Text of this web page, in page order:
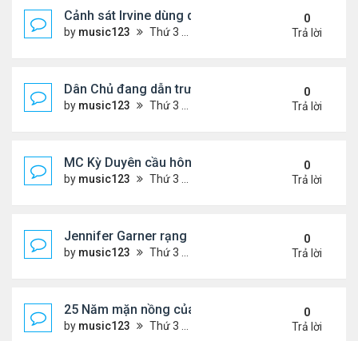
Cảnh sát Irvine dùng drone bắt kẻ trộm trong
by music123 Thứ 3 Tháng 8 04, 2026 6:20 pm
0
Trả lời
Dân Chủ đang dẫn trước Cộng Hòa trong các
by music123 Thứ 3 Tháng 8 04, 2026 6:17 pm
0
Trả lời
MC Kỳ Duyên cầu hôn lại chồng cũ
by music123 Thứ 3 Tháng 8 04, 2026 6:12 pm
0
Trả lời
Jennifer Garner rạng rỡ bên bạn trai kém 6 tuổi
by music123 Thứ 3 Tháng 8 04, 2026 6:06 pm
0
Trả lời
25 Năm mặn nồng của 'Điệp viên 007'
by music123 Thứ 3 Tháng 8 04, 2026 5:57 pm
0
Trả lời